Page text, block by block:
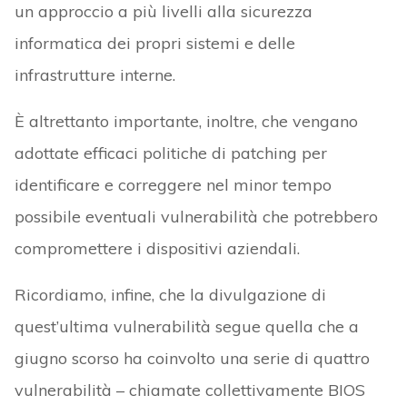
un approccio a più livelli alla sicurezza
informatica dei propri sistemi e delle
infrastrutture interne.
È altrettanto importante, inoltre, che vengano
adottate efficaci politiche di patching per
identificare e correggere nel minor tempo
possibile eventuali vulnerabilità che potrebbero
compromettere i dispositivi aziendali.
Ricordiamo, infine, che la divulgazione di
quest’ultima vulnerabilità segue quella che a
giugno scorso ha coinvolto una serie di quattro
vulnerabilità – chiamate collettivamente BIOS